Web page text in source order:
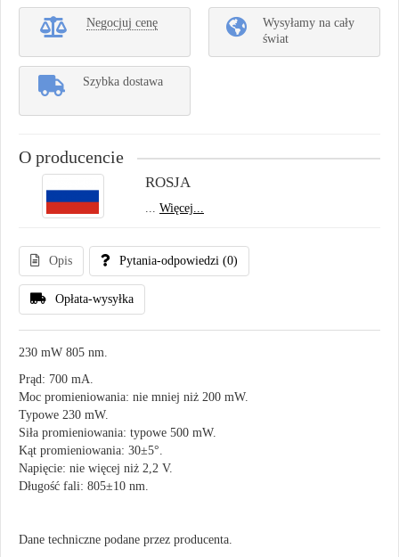
Negocjuj cenę
Wysyłamy na cały
świat
Szybka dostawa
O producencie
ROSJA
... Więcej...
Opis Pytania-odpowiedzi (0)
Opłata-wysyłka
230 mW 805 nm.
Prąd: 700 mA.
Moc promieniowania: nie mniej niż 200 mW.
Typowe 230 mW.
Siła promieniowania: typowe 500 mW.
Kąt promieniowania: 30±5°.
Napięcie: nie więcej niż 2,2 V.
Długość fali: 805±10 nm.
Dane techniczne podane przez producenta.